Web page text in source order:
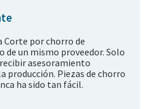
Corte por chorro de
un mismo proveedor. Solo
asesoramiento
producción. Piezas de chorro
ha sido tan fácil.